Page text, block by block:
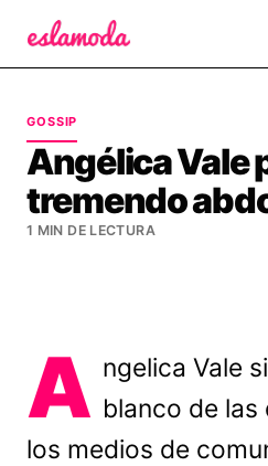
GOSSIP
Angélica Vale
tremendo
1 MIN DE LECTURA
A ngelica Vale
blanco de
los medios de